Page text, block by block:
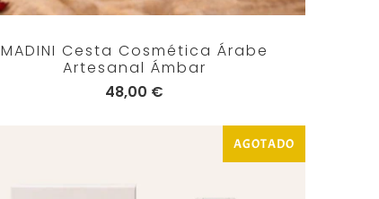
MADINI Cesta Cosmética Árabe
Artesanal Ámbar
48,00 €
AGOTADO